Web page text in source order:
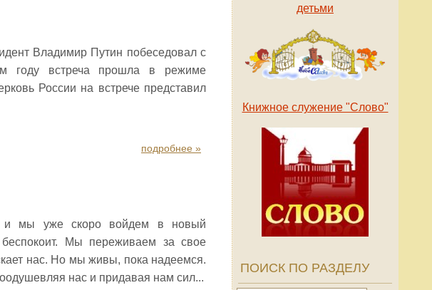
Владимир Путин побеседовал с
году встреча прошла в режиме
России на встрече представил
подробнее »
и мы уже скоро войдем в новый
Мы переживаем за свое
нас. Но мы живы, пока надеемся.
нас и придавая нам сил...
детьми
Книжное служение "Слово"
ПОИСК ПО РАЗДЕЛУ